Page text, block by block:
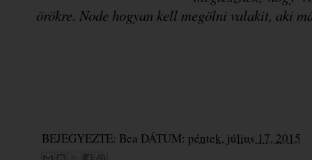
örökre. Node hogyan kell megölni valakit, aki
BEJEGYEZTE: Bea DÁTUM: péntek, július 17, 2015